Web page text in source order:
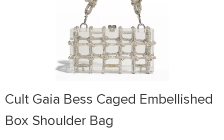
Cult Gaia Bess Caged Embellished
Box Shoulder Bag